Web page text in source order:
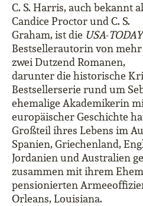
C. S. Harris, auch bekannt
Candice Proctor und C. S.
Graham, ist die USA-TODAY
Bestsellerautorin von mehr
zwei Dutzend Romanen,
darunter die historische
Bestsellerserie rund um
ehemalige Akademikerin
europäischer Geschichte
Großteil ihres Lebens im
Spanien, Griechenland,
Jordanien und Australien
zusammen mit ihrem
pensionierten
Orleans, Louisiana.